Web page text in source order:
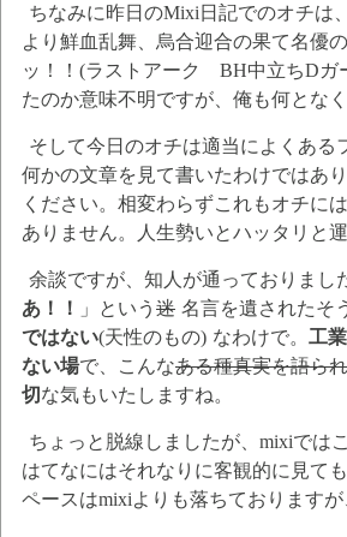
ちなみに昨日のMixi日記でのオチは
より鮮血乱舞、烏合迎合の果て名優
ッ！！(ラストアーク BH中立ちDガ
たのか意味不明ですが、俺も何とな
そして今日のオチは適当によくあ
何かの文章を見て書いたわけではあ
ください。相変わらずこれもオチに
ありません。人生勢いとハッタリと運
余談ですが、知人が通っておりまし
あ！！
」という 迷 名言を遺されたそ
ではない(天性のもの) なわけで。 工
ない場で、こんなある種真実を語ら
切 な気もいたしますね。
ちょっと脱線しましたが、mixiでは
はてなにはそれなりに客観的に見て
ペースはmixiよりも落ちております